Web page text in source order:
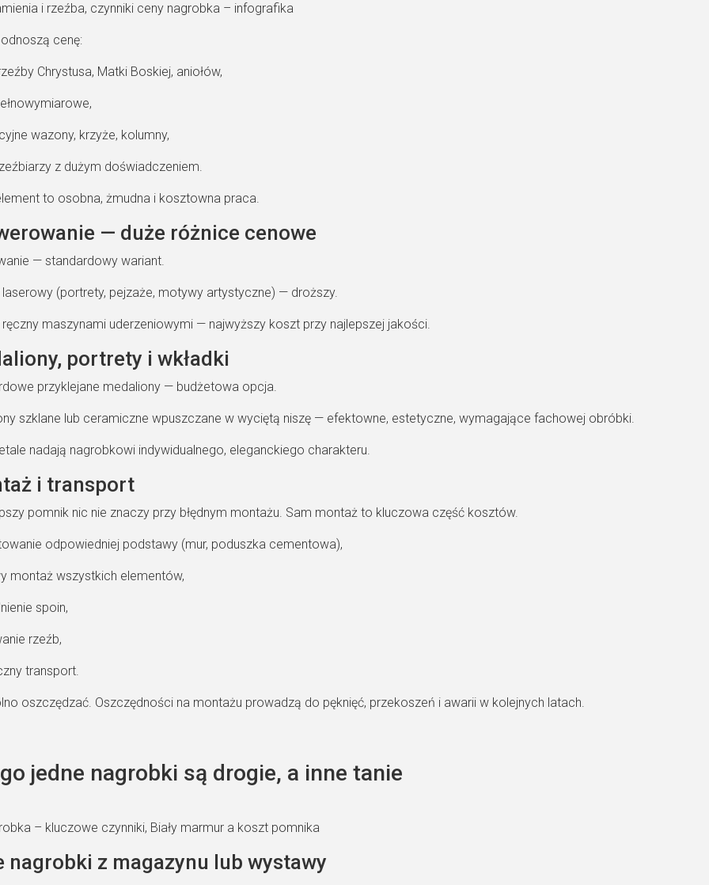
cenę:
Chrystusa, Matki Boskiej, aniołów,
wazony, krzyże, kolumny,
z dużym doświadczeniem.
to osobna, żmudna i kosztowna praca.
— duże różnice cenowe
— standardowy wariant.
laserowy (portrety, pejzaże, motywy artystyczne) — droższy.
ręczny maszynami uderzeniowymi — najwyższy koszt przy najlepszej jakości.
portrety i wkładki
przyklejane medaliony — budżetowa opcja.
szklane lub ceramiczne wpuszczane w wyciętą niszę — efektowne, estetyczne, wymagające fachowej obróbki.
nadają nagrobkowi indywidualnego, eleganckiego charakteru.
i transport
pomnik nic nie znaczy przy błędnym montażu. Sam montaż to kluczowa część kosztów.
odpowiedniej podstawy (mur, poduszka cementowa),
montaż wszystkich elementów,
spoin,
rzeźb,
transport.
oszczędzać. Oszczędności na montażu prowadzą do pęknięć, przekoszeń i awarii w kolejnych latach.
jedne nagrobki są drogie, a inne tanie
nagrobki z magazynu lub wystawy